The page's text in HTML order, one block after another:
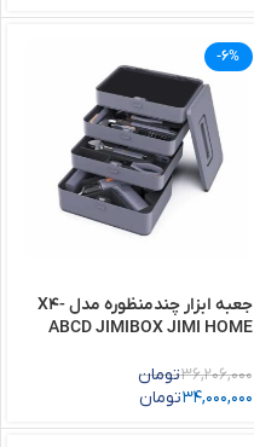
-6%
جعبه ابزار چندمنظوره مدل X4-
ABCD JIMIBOX JIMI HOME
36,206,000تومان
34,000,000تومان